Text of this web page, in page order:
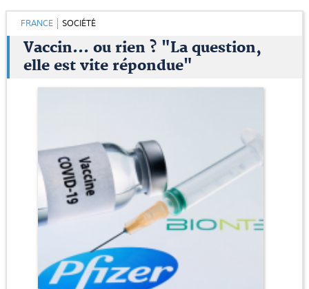
FRANCE SOCIÉTÉ
Vaccin... ou rien ? "La question,
elle est vite répondue"